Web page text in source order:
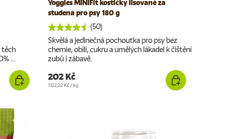
těch
...
Yoggies MINIFit kostičky lisované za
studena pro psy 180 g
(50)
Skvělá a jedinečná pochoutka pro psy bez
chemie, obilí, cukru a umělých lákadel k čištění
zubů i zábavě.
202 Kč
Cena za jednotku
1.122,22 Kč /kg